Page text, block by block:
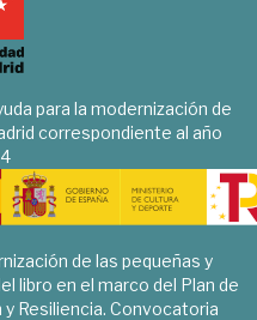
para la modernización de
correspondiente al año
de las pequeñas y
libro en el marco del Plan de
Resiliencia. Convocatoria